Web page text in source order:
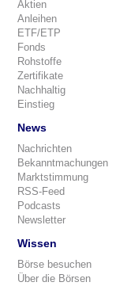
Aktien
Anleihen
ETF/ETP
Fonds
Rohstoffe
Zertifikate
Nachhaltig
Einstieg
News
Nachrichten
Bekanntmachungen
Marktstimmung
RSS-Feed
Podcasts
Newsletter
Wissen
Börse besuchen
Über die Börsen